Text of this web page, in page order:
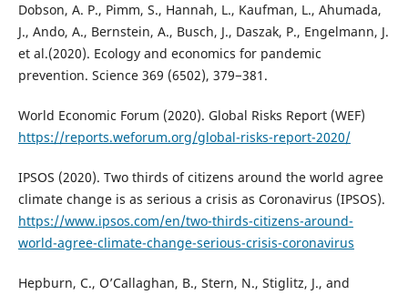
Dobson, A. P., Pimm, S., Hannah, L., Kaufman, L., Ahumada,
J., Ando, A., Bernstein, A., Busch, J., Daszak, P., Engelmann, J.
et al.(2020). Ecology and economics for pandemic
prevention. Science 369 (6502), 379−381.
World Economic Forum (2020). Global Risks Report (WEF)
https://reports.weforum.org/global-risks-report-2020/
IPSOS (2020). Two thirds of citizens around the world agree
climate change is as serious a crisis as Coronavirus (IPSOS).
https://www.ipsos.com/en/two-thirds-citizens-around-
world-agree-climate-change-serious-crisis-coronavirus
Hepburn, C., O’Callaghan, B., Stern, N., Stiglitz, J., and